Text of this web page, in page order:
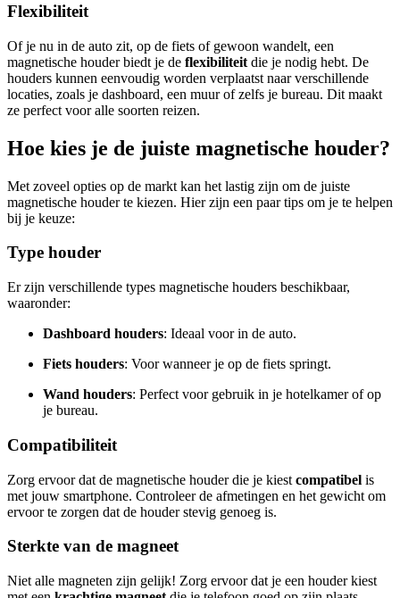
Flexibiliteit
Of je nu in de auto zit, op de fiets of gewoon wandelt, een
magnetische houder biedt je de flexibiliteit die je nodig hebt. De
houders kunnen eenvoudig worden verplaatst naar verschillende
locaties, zoals je dashboard, een muur of zelfs je bureau. Dit maakt
ze perfect voor alle soorten reizen.
Hoe kies je de juiste magnetische houder?
Met zoveel opties op de markt kan het lastig zijn om de juiste
magnetische houder te kiezen. Hier zijn een paar tips om je te helpen
bij je keuze:
Type houder
Er zijn verschillende types magnetische houders beschikbaar,
waaronder:
Dashboard houders: Ideaal voor in de auto.
Fiets houders: Voor wanneer je op de fiets springt.
Wand houders: Perfect voor gebruik in je hotelkamer of op
je bureau.
Compatibiliteit
Zorg ervoor dat de magnetische houder die je kiest compatibel is
met jouw smartphone. Controleer de afmetingen en het gewicht om
ervoor te zorgen dat de houder stevig genoeg is.
Sterkte van de magneet
Niet alle magneten zijn gelijk! Zorg ervoor dat je een houder kiest